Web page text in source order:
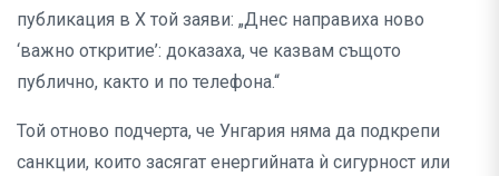
публикация в X той заяви: „Днес направиха ново
‘важно откритие’: доказаха, че казвам същото
публично, както и по телефона.“
Той отново подчерта, че Унгария няма да подкрепи
санкции, които засягат енергийната ѝ сигурност или